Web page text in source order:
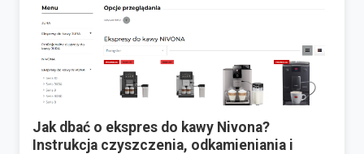
Jak dbać o ekspres do kawy Nivona?
Instrukcja czyszczenia, odkamieniania i